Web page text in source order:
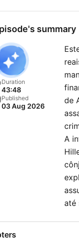
summary
Duration
43:48
Published
03 Aug 2026
de
A
até